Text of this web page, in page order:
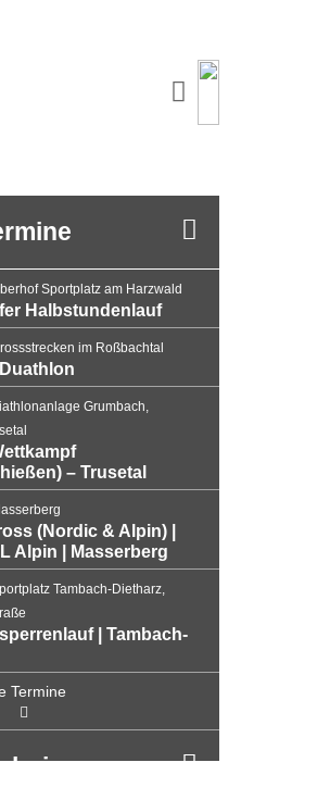
Sportplatz am Harzwald
Halbstundenlauf
im Roßbachtal
Grumbach,
– Trusetal
(Nordic & Alpin) |
Alpin | Masserberg
Tambach-Dietharz,
| Tambach-
Termine